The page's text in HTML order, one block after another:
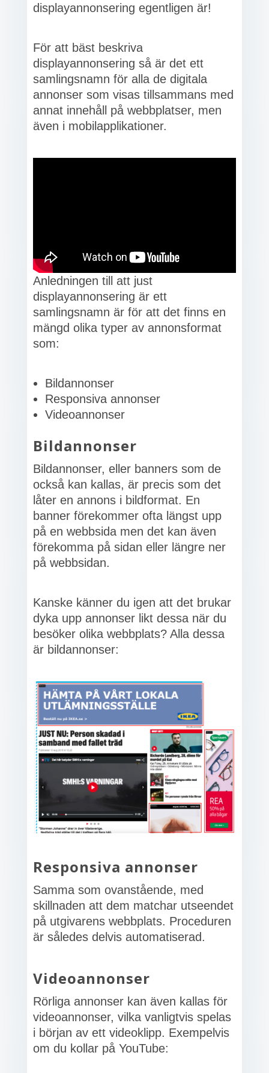
displayannonsering egentligen är!
För att bäst beskriva
displayannonsering så är det ett
samlingsnamn för alla de digitala
annonser som visas tillsammans med
annat innehåll på webbplatser, men
även i mobilapplikationer.
Anledningen till att just
displayannonsering är ett
samlingsnamn är för att det finns en
mängd olika typer av annonsformat
som:
Bildannonser
Responsiva annonser
Videoannonser
Bildannonser
Bildannonser, eller banners som de
också kan kallas, är precis som det
låter en annons i bildformat. En
banner förekommer ofta längst upp
på en webbsida men det kan även
förekomma på sidan eller längre ner
på webbsidan.
Kanske känner du igen att det brukar
dyka upp annonser likt dessa när du
besöker olika webbplats? Alla dessa
är bildannonser:
Responsiva annonser
Samma som ovanstående, med
skillnaden att dem matchar utseendet
på utgivarens webbplats. Proceduren
är således delvis automatiserad.
Videoannonser
Rörliga annonser kan även kallas för
videoannonser, vilka vanligtvis spelas
i början av ett videoklipp. Exempelvis
om du kollar på YouTube: